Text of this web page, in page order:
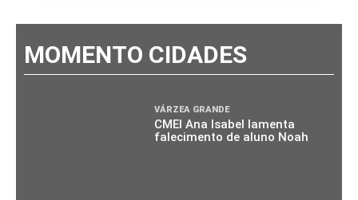
MOMENTO CIDADES
VÁRZEA GRANDE
CMEI Ana Isabel lamenta
falecimento de aluno Noah